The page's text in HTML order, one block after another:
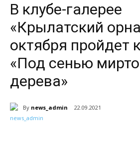
В клубе-галерее
«Крылатский
октября пройдет
«Под сенью
дерева»
By news_admin 22.09.2021